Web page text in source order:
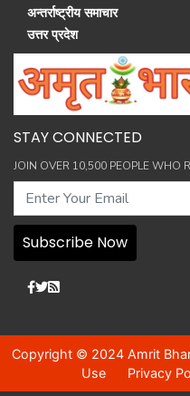
अन्तर्राष्ट्रीय समाचार
उत्तर प्रदेश
STAY CONNECTED
JOIN OVER 10,500 PEOPLE WHO
Subscribe Now
Copyright © 2024 Amrit
Use
Privacy